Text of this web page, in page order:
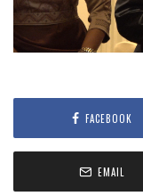
FACEBOOK
EMAIL